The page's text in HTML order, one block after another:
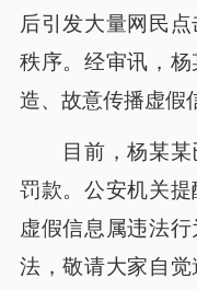
后引发大量网民
秩序。经审讯，
造、故意传播虚假
目前，杨某某
罚款。公安机关
虚假信息属违法
法，敬请大家自